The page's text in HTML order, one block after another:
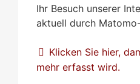
Ihr Besuch unserer
aktuell durch
Klicken Sie hier,
mehr erfasst wird.